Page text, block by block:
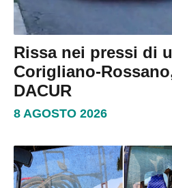
Rissa nei pressi di
Corigliano-
DACUR
8 AGOSTO 2026